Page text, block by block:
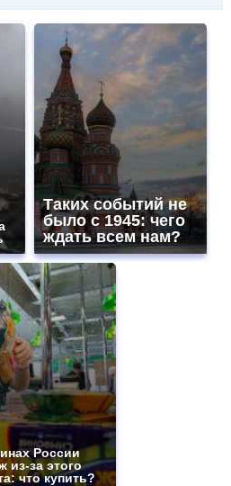
Таких событий не
было с 1945: чего
ждать всем нам?
России
из-за этого
что купить?